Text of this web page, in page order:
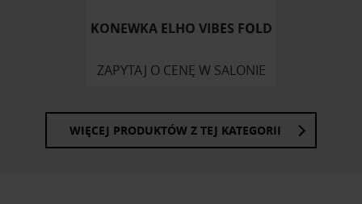
KONEWKA ELHO VIBES FOLD
ZAPYTAJ O CENĘ W SALONIE
WIĘCEJ PRODUKTÓW Z TEJ KATEGORII